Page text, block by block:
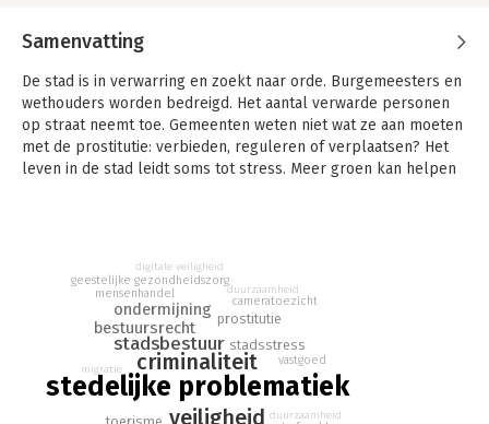
Samenvatting
De stad is in verwarring en zoekt naar orde. Burgemeesters en
wethouders worden bedreigd. Het aantal verwarde personen
op straat neemt toe. Gemeenten weten niet wat ze aan moeten
met de prostitutie: verbieden, reguleren of verplaatsen? Het
leven in de stad leidt soms tot stress. Meer groen kan helpen
uitdagingen waarmee de stad van de eenentwintigste eeuw
wordt geconfronteerd. Hoe kunnen we de uitwassen van Airbnb
tegengaan? Voldoen de tegenwoordige bed-bad-brood
regelingen wel aan de Europese normen? Als de
burgemeester een pand sluit waar wordt gehandeld in drugs,
mag er dan ook nog een straf worden opgelegd? Hoe zit het
met de buitenlandse financiering van moskeeën? Ziet eerwraak
stedelijke problematiek
veiligheid
criminaliteit
stadsbestuur
bestuursrecht
ondermijning prostitutie
stadsstress
mensenhandel
geestelijke gezondheidszorg
digitale veiligheid
duurzaamheid
migratie
cameratoezicht
vastgoed
duurzaamheid